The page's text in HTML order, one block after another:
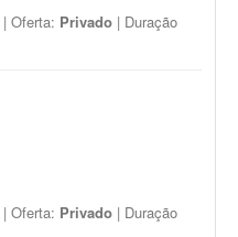
| Oferta: Privado | Duração
| Oferta: Privado | Duração